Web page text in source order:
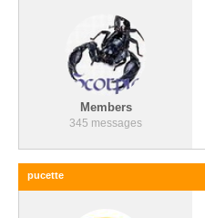
Members
345 messages
pucette